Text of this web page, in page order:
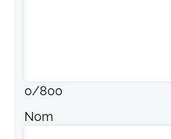
0/800
Nom